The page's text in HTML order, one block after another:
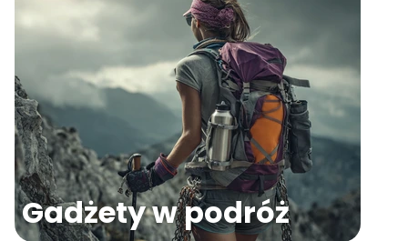
Gadżety w podróż